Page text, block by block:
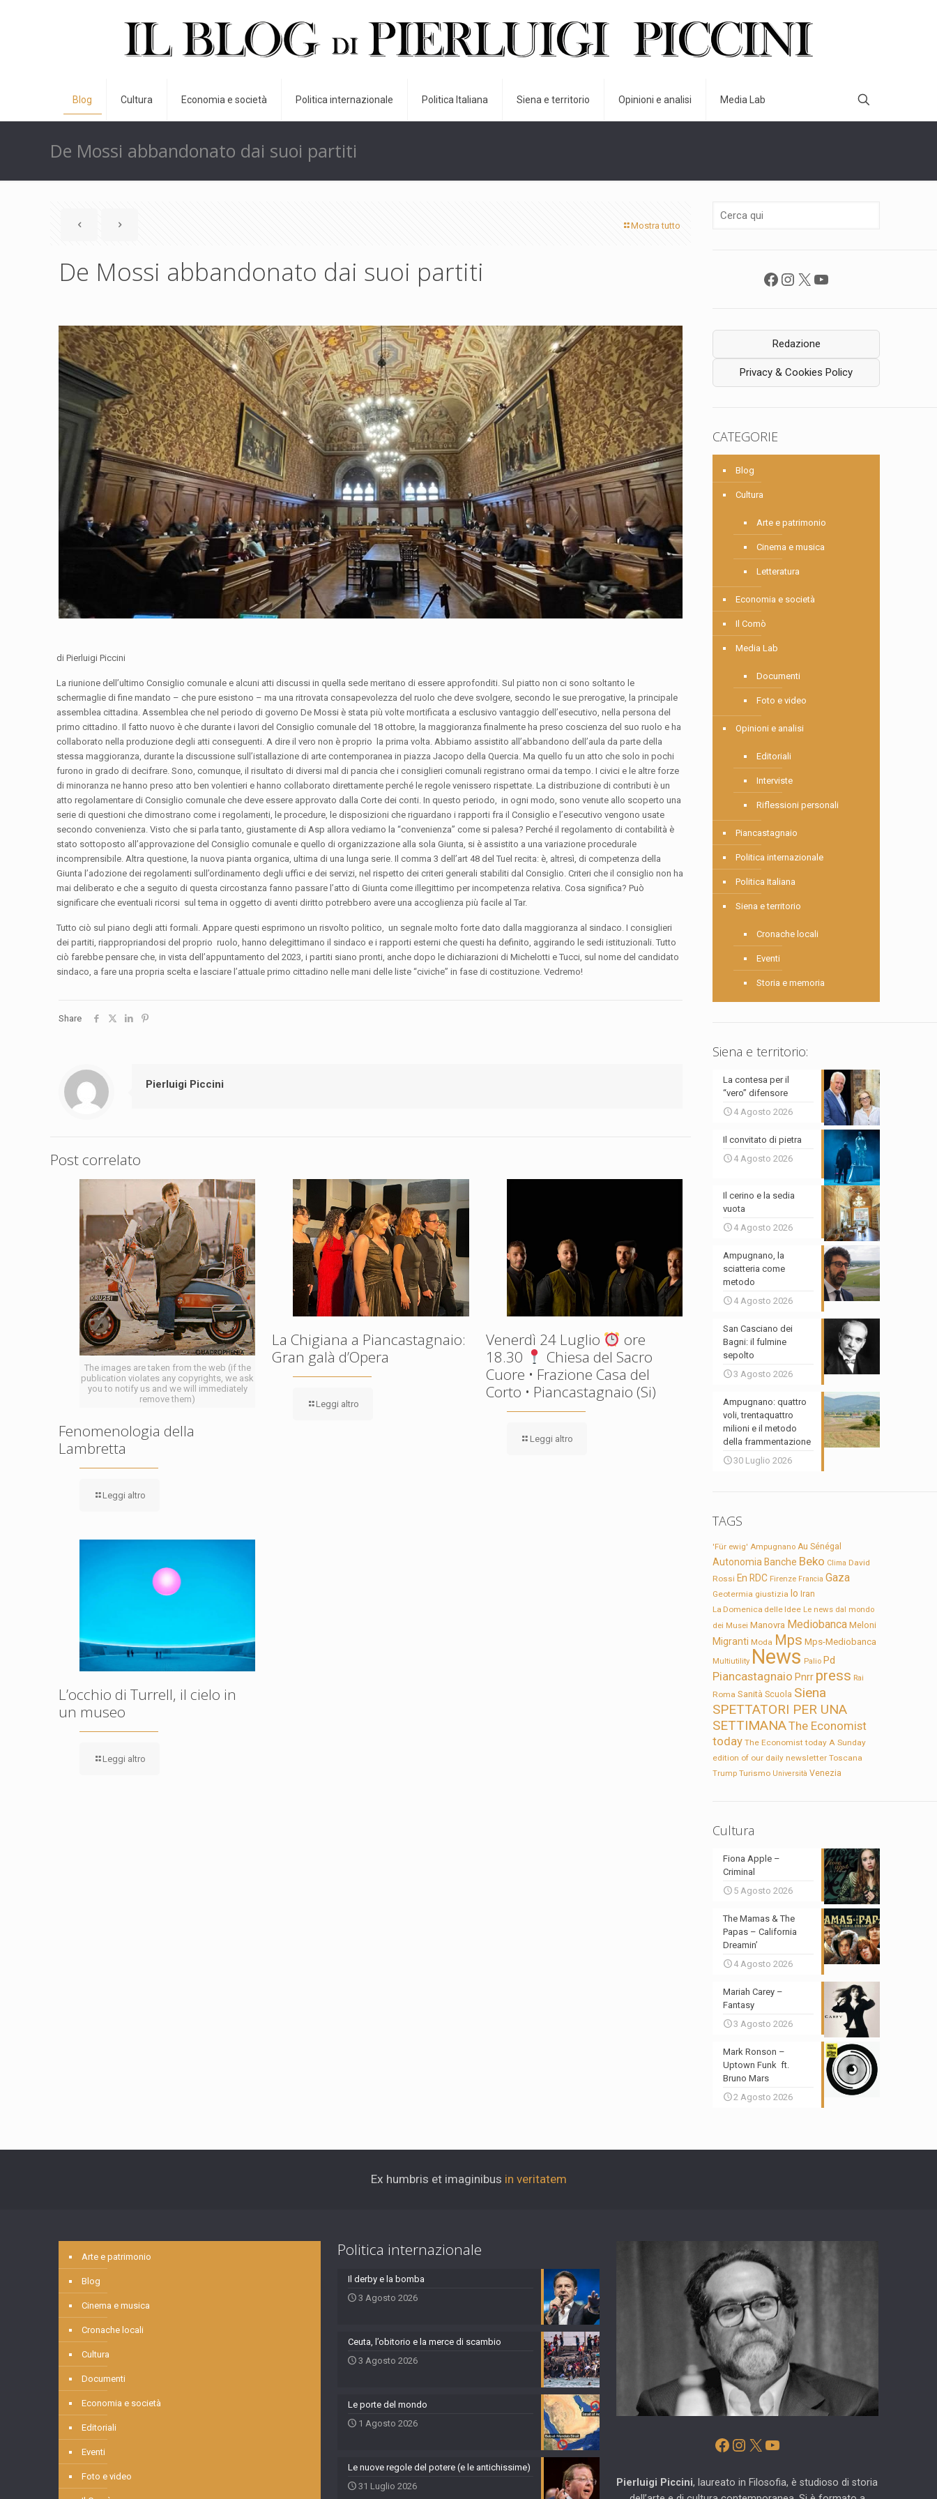
Blog Cultura Economia e società Politica internazionale Politica Italiana Siena e territorio Opinioni e analisi Media Lab
De Mossi abbandonato dai suoi partiti
Mostra tutto
De Mossi abbandonato dai suoi partiti
di Pierluigi Piccini
La riunione dell’ultimo Consiglio comunale e alcuni atti discussi in quella sede meritano di essere approfonditi. Sul piatto non ci sono soltanto le
schermaglie di fine mandato – che pure esistono – ma una ritrovata consapevolezza del ruolo che deve svolgere, secondo le sue prerogative, la principale
assemblea cittadina. Assemblea che nel periodo di governo De Mossi è stata più volte mortificata a esclusivo vantaggio dell’esecutivo, nella persona del
primo cittadino. Il fatto nuovo è che durante i lavori del Consiglio comunale del 18 ottobre, la maggioranza finalmente ha preso coscienza del suo ruolo e ha
collaborato nella produzione degli atti conseguenti. A dire il vero non è proprio la prima volta. Abbiamo assistito all’abbandono dell’aula da parte della
stessa maggioranza, durante la discussione sull’istallazione di arte contemporanea in piazza Jacopo della Quercia. Ma quello fu un atto che solo in pochi
furono in grado di decifrare. Sono, comunque, il risultato di diversi mal di pancia che i consiglieri comunali registrano ormai da tempo. I civici e le altre forze
di minoranza ne hanno preso atto ben volentieri e hanno collaborato direttamente perché le regole venissero rispettate. La distribuzione di contributi è un
atto regolamentare di Consiglio comunale che deve essere approvato dalla Corte dei conti. In questo periodo, in ogni modo, sono venute allo scoperto una
serie di questioni che dimostrano come i regolamenti, le procedure, le disposizioni che riguardano i rapporti fra il Consiglio e l’esecutivo vengono usate
secondo convenienza. Visto che si parla tanto, giustamente di Asp allora vediamo la “convenienza” come si palesa? Perché il regolamento di contabilità è
stato sottoposto all’approvazione del Consiglio comunale e quello di organizzazione alla sola Giunta, si è assistito a una variazione procedurale
incomprensibile. Altra questione, la nuova pianta organica, ultima di una lunga serie. Il comma 3 dell’art 48 del Tuel recita: è, altresì, di competenza della
Giunta l’adozione dei regolamenti sull’ordinamento degli uffici e dei servizi, nel rispetto dei criteri generali stabiliti dal Consiglio. Criteri che il consiglio non ha
mai deliberato e che a seguito di questa circostanza fanno passare l’atto di Giunta come illegittimo per incompetenza relativa. Cosa significa? Può
significare che eventuali ricorsi sul tema in oggetto di aventi diritto potrebbero avere una accoglienza più facile al Tar.
Tutto ciò sul piano degli atti formali. Appare questi esprimono un risvolto politico, un segnale molto forte dato dalla maggioranza al sindaco. I consiglieri
dei partiti, riappropriandosi del proprio ruolo, hanno delegittimano il sindaco e i rapporti esterni che questi ha definito, aggirando le sedi istituzionali. Tutto
ciò farebbe pensare che, in vista dell’appuntamento del 2023, i partiti siano pronti, anche dopo le dichiarazioni di Michelotti e Tucci, sul nome del candidato
sindaco, a fare una propria scelta e lasciare l’attuale primo cittadino nelle mani delle liste “civiche” in fase di costituzione. Vedremo!
Share
Pierluigi Piccini
Post correlato
The images are taken from the web (if the
publication violates any copyrights, we ask
you to notify us and we will immediately
remove them)
Fenomenologia della
Lambretta
Leggi altro
La Chigiana a Piancastagnaio:
Gran galà d’Opera
Leggi altro
Venerdì 24 Luglio
ore
18.30
Chiesa del Sacro
Cuore • Frazione Casa del
Corto • Piancastagnaio (Si)
Leggi altro
L’occhio di Turrell, il cielo in
un museo
Leggi altro
Facebook
Instagram
X YouTube
Redazione
Privacy & Cookies Policy
CATEGORIE
Blog
Cultura
Arte e patrimonio
Cinema e musica
Letteratura
Economia e società
Il Comò
Media Lab
Documenti
Foto e video
Opinioni e analisi
Editoriali
Interviste
Riflessioni personali
Piancastagnaio
Politica internazionale
Politica Italiana
Siena e territorio
Cronache locali
Eventi
Storia e memoria
Siena e territorio:
La contesa per il
“vero” difensore
4 Agosto 2026
Il convitato di pietra
4 Agosto 2026
Il cerino e la sedia
vuota
4 Agosto 2026
Ampugnano, la
sciatteria come
metodo
4 Agosto 2026
San Casciano dei
Bagni: il fulmine
sepolto
3 Agosto 2026
Ampugnano: quattro
voli, trentaquattro
milioni e il metodo
della frammentazione
30 Luglio 2026
TAGS
'Für ewig' Ampugnano Au Sénégal
Autonomia Banche Beko Clima David
Rossi En RDC Firenze Francia Gaza
Geotermia giustizia Io Iran
La Domenica delle Idee Le news dal mondo
dei Musei Manovra Mediobanca Meloni
Migranti Moda Mps Mps-Mediobanca
Multiutility News Palio Pd
Piancastagnaio Pnrr press Rai
Roma Sanità Scuola Siena
SPETTATORI PER UNA
SETTIMANAThe Economist
today The Economist today A Sunday
edition of our daily newsletter Toscana
Trump Turismo Università Venezia
Cultura
Fiona Apple –
Criminal
5 Agosto 2026
The Mamas & The
Papas – California
Dreamin’
4 Agosto 2026
Mariah Carey –
Fantasy
3 Agosto 2026
Mark Ronson –
Uptown Funk ft.
Bruno Mars
2 Agosto 2026
Ex humbris et imaginibus in veritatem
Arte e patrimonio
Blog
Cinema e musica
Cronache locali
Cultura
Documenti
Economia e società
Editoriali
Eventi
Foto e video
Politica internazionale
Il derby e la bomba
3 Agosto 2026
Ceuta, l’obitorio e la merce di scambio
3 Agosto 2026
Le porte del mondo
1 Agosto 2026
Le nuove regole del potere (e le antichissime)
31 Luglio 2026
Facebook
Instagram
X YouTube
Pierluigi Piccini, laureato in Filosofia, è studioso di storia